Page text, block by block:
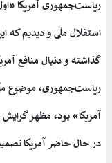
ریاست‌جمهوری آمریکا
استقلال ملّی و دیدیم که
گذاشته و دنبال منافع
ریاست‌جمهوری، موضوع
آمریکا» بود، مظهر
در حال حاضر آمریکا